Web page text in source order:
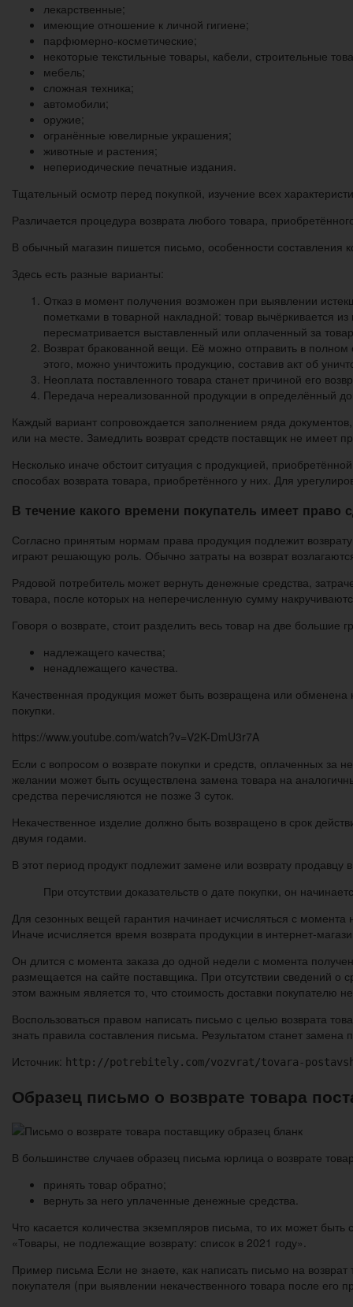
лекарственные;
имеющие отношение к личной гигиене;
парфюмерно-косметические;
некоторые текстильные товары, кабели, строительные
мебель;
сложная техника;
автомобили;
оружие;
огранённые ювелирные украшения;
животные и растения;
непериодические печатные издания.
Тщательный осмотр перед покупкой, изучение всех
Различается процедура возврата любого товара,
В обычный магазин пишется письмо, особенности составления
Здесь есть разные варианты:
Отказ в момент получения возможен при выявлении
пометками в товарной накладной: товар вычёркивается
пересматривается выставленный или оплаченный за
Возврат бракованной вещи. Её можно отправить в
этого, можно уничтожить продукцию, составив акт об
Неоплата поставленного товара станет причиной его
Передача нереализованной продукции в определённый
Каждый вариант сопровождается заполнением ряда
или на месте. Замедлить возврат средств поставщик не имеет
Несколько иначе обстоит ситуация с продукцией,
способах возврата товара, приобретённого у них. Для
В течение какого времени покупатель имеет право
Согласно принятым нормам права продукция подлежит
играют решающую роль. Обычно затраты на возврат
Рядовой потребитель может вернуть денежные средства,
товара, после которых на неперечисленную сумму
Говоря о возврате, стоит разделить весь товар на две большие
надлежащего качества;
ненадлежащего качества.
Качественная продукция может быть возвращена или
покупки.
https://www.youtube.com/watch?v=V2K-DmU3r7A
Если с вопросом о возврате покупки и средств, оплаченных за
желании может быть осуществлена замена товара на
средства перечисляются не позже 3 суток.
Некачественное изделие должно быть возвращено в срок
двумя годами.
В этот период продукт подлежит замене или возврату
При отсутствии доказательств о дате покупки, он
Для сезонных вещей гарантия начинает исчисляться с
Иначе исчисляется время возврата продукции в интернет-
Он длится с момента заказа до одной недели с момента
размещается на сайте поставщика. При отсутствии сведений
этом важным является то, что стоимость доставки покупателю
Воспользоваться правом написать письмо с целью возврата
знать правила составления письма. Результатом станет
Источник: http://potrebitely.com/vozvrat/tovara-
Образец письмо о возврате товара
В большинстве случаев образец письма юрлица о возврате
принять товар обратно;
вернуть за него уплаченные денежные средства.
Что касается количества экземпляров письма, то их может
«Товары, не подлежащие возврату: список в 2021 году».
Пример письма Если не знаете, как написать письмо на
покупателя (при выявлении некачественного товара после